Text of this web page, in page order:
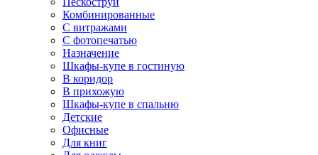
Комбинированные
С витражами
С фотопечатью
Назначение
Шкафы-купе в гостиную
В коридор
В прихожую
Шкафы-купе в спальню
Детские
Офисные
Для книг